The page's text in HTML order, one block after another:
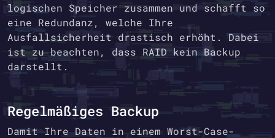
logischen Speicher zusammen und schafft so
eine Redundanz, welche Ihre
Ausfallsicherheit drastisch erhöht. Dabei
ist zu beachten, dass RAID kein Backup
darstellt.
Regelmäßiges Backup
Damit Ihre Daten in einem Worst-Case-